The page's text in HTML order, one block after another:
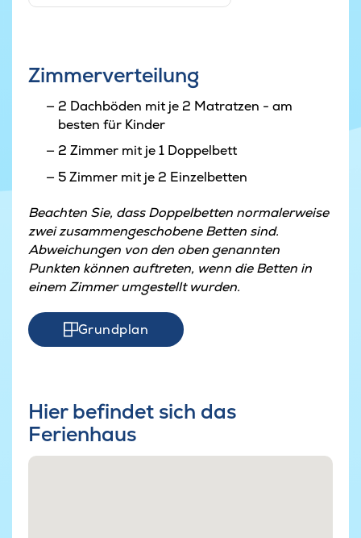
Zimmerverteilung
2 Dachböden mit je 2 Matratzen - am
besten für Kinder
2 Zimmer mit je 1 Doppelbett
5 Zimmer mit je 2 Einzelbetten
Beachten Sie, dass Doppelbetten normalerweise
zwei zusammengeschobene Betten sind.
Abweichungen von den oben genannten
Punkten können auftreten, wenn die Betten in
einem Zimmer umgestellt wurden.
Grundplan
Hier befindet sich das
Ferienhaus